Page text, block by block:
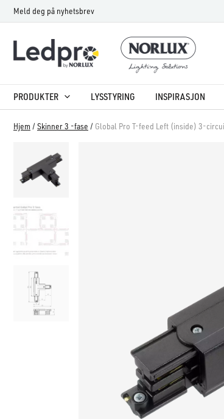
Hopp
rett
innholdet
Meld deg på nyhetsbrev
PRODUKTER LYSSTYRING INSPIRASJON
Hjem /Skinner 3 -fase / Global Pro T-feed Left (inside) 3-